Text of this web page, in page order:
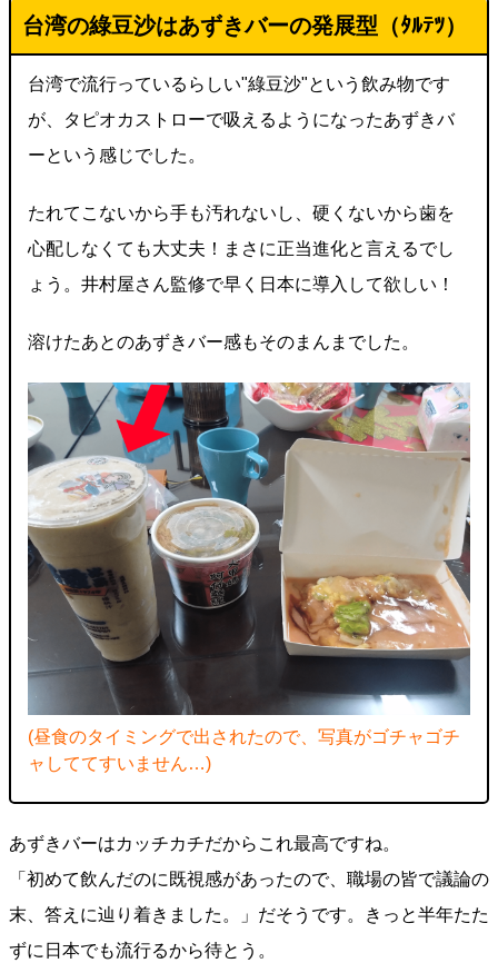
台湾の綠豆沙はあずきバーの発展型（ﾀﾙﾃﾂ）
台湾で流行っているらしい"綠豆沙"という飲み物です
が、タピオカストローで吸えるようになったあずきバ
ーという感じでした。
たれてこないから手も汚れないし、硬くないから歯を
心配しなくても大丈夫！まさに正当進化と言えるでし
ょう。井村屋さん監修で早く日本に導入して欲しい！
溶けたあとのあずきバー感もそのまんまでした。
(昼食のタイミングで出されたので、写真がゴチャゴチ
ャしててすいません…)
あずきバーはカッチカチだからこれ最高ですね。
「初めて飲んだのに既視感があったので、職場の皆で議論の
末、答えに辿り着きました。」だそうです。きっと半年たた
ずに日本でも流行るから待とう。